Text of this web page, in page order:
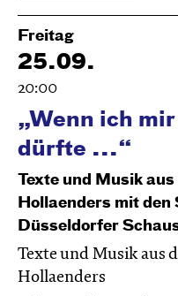
Freitag
25.09.
20:00
„Wenn ich
dürfte ...“
Texte und Musik
Hollaenders mit den
Düsseldorfer
Texte und Musik aus
Hollaenders